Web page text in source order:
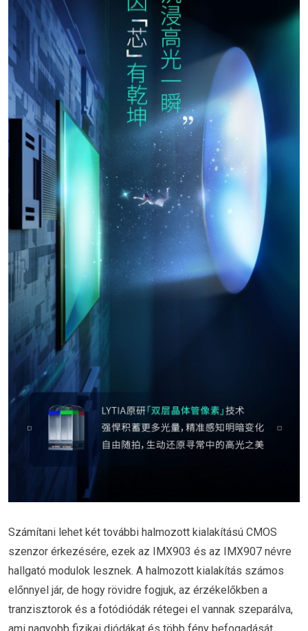
Számítani lehet két további halmozott kialakítású CMOS
szenzor érkezésére, ezek az IMX903 és az IMX907 névre
hallgató modulok lesznek. A halmozott kialakítás számos
előnnyel jár, de hogy rövidre fogjuk, az érzékelőkben a
tranzisztorok és a fotódiódák rétegei el vannak szeparálva,
ami nagyobb fizikai diódákat és több fény befogadását